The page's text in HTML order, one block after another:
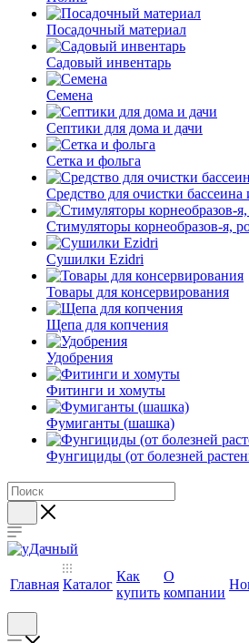
Посадочный материал
Садовый инвентарь
Семена
Септики для дома и дачи
Сетка и фольга
Средство для очистки
Стимуляторы корнеобразов-я,
Сушилки Ezidri
Товары для консервирования
Щепа для копчения
Удобрения
Фитинги и хомуты
Фумиганты (шашка)
Фунгициды (от болезней
Главная Каталог
Как
купить
О
компании